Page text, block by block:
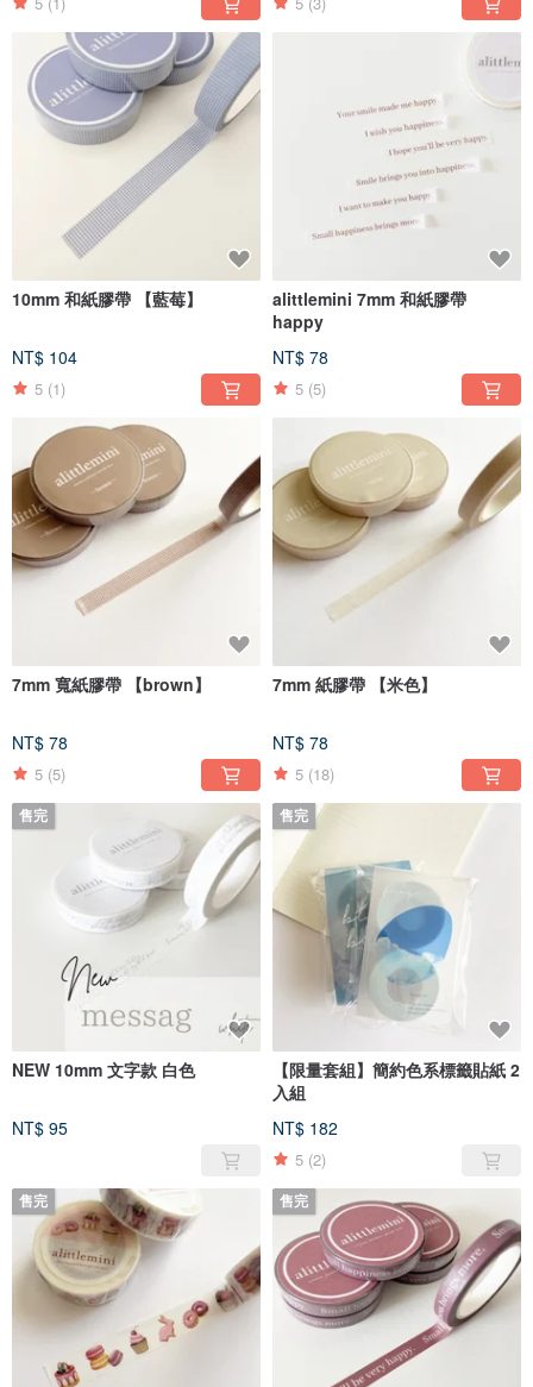
10mm 和紙膠帶 【藍莓】
NT$ 104
5 (1)
alittlemini 7mm 和紙膠帶
happy
NT$ 78
5 (5)
7mm 寬紙膠帶 【brown】
NT$ 78
5 (5)
7mm 紙膠帶 【米色】
NT$ 78
5 (18)
售完
NEW 10mm 文字款 白色
NT$ 95
售完
【限量套組】簡約色系標籤貼紙 2
入組
NT$ 182
5 (2)
售完 售完